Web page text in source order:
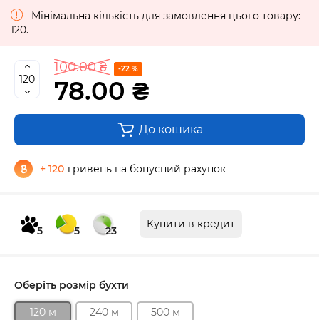
Мінімальна кількість для замовлення цього товару:
120.
100.00 ₴ -22 %
78.00 ₴
До кошика
+ 120 гривень на бонусний рахунок
5 5 23
Купити в кредит
Оберіть розмір бухти
120 м 240 м 500 м